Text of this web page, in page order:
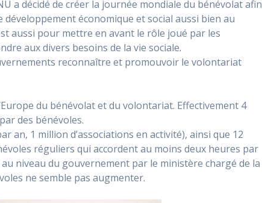
a décidé de créer la journée mondiale du bénévolat afin
économique et social aussi bien au
aussi pour mettre en avant le rôle joué par les
aux divers besoins de la vie sociale.
reconnaître et promouvoir le volontariat
du bénévolat et du volontariat. Effectivement 4
des bénévoles.
an, 1 million d’associations en activité), ainsi que 12
réguliers qui accordent au moins deux heures par
niveau du gouvernement par le ministère chargé de la
ne semble pas augmenter.